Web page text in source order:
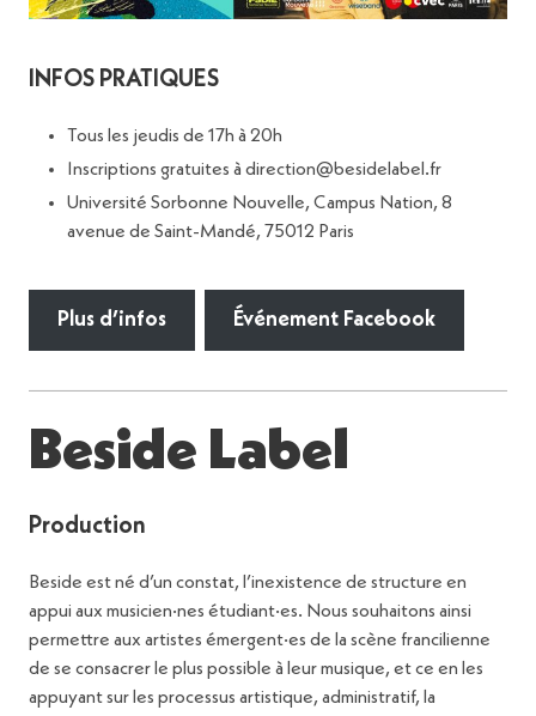
INFOS PRATIQUES
Tous les jeudis de 17h à 20h
Inscriptions gratuites à direction@besidelabel.fr
Université Sorbonne Nouvelle, Campus Nation, 8
avenue de Saint-Mandé, 75012 Paris
Plus d’infos Événement Facebook
Beside Label
Production
Beside est né d’un constat, l’inexistence de structure en
appui aux musicien·nes étudiant·es. Nous souhaitons ainsi
permettre aux artistes émergent·es de la scène francilienne
de se consacrer le plus possible à leur musique, et ce en les
appuyant sur les processus artistique, administratif, la